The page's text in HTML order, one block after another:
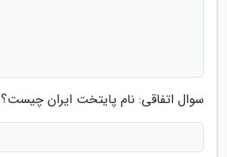
سوال اتفاقی: نام پایتخت ایران چیست؟